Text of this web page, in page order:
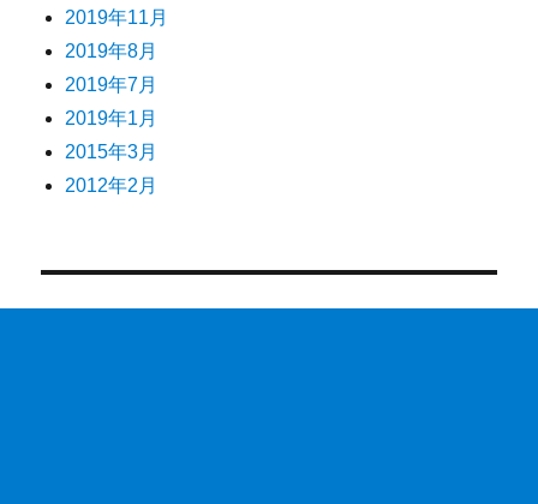
2019年11月
2019年8月
2019年7月
2019年1月
2015年3月
2012年2月